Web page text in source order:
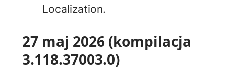
Localization.
27 maj 2026 (kompilacja
3.118.37003.0)